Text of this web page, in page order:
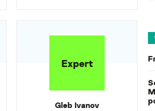
Expert
Gleb Ivanov